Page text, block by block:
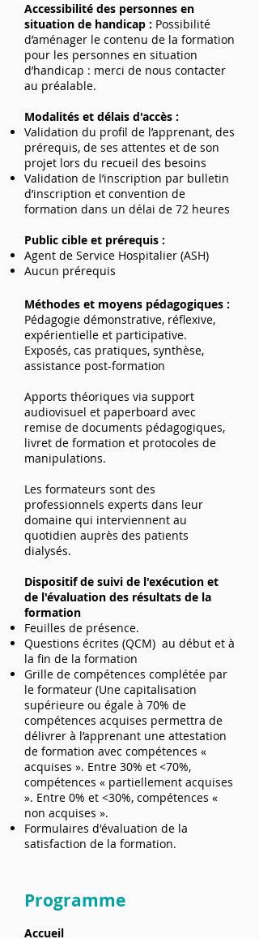
Accessibilité des personnes en
situation de handicap : Possibilité
d’aménager le contenu de la formation
pour les personnes en situation
d’handicap : merci de nous contacter
au préalable.
Modalités et délais d'accès :
Validation du profil de l’apprenant, des
prérequis, de ses attentes et de son
projet lors du recueil des besoins
Validation de l’inscription par bulletin
d’inscription et convention de
formation dans un délai de 72 heures
Public cible et prérequis :
Agent de Service Hospitalier (ASH)
Aucun prérequis
Méthodes et moyens pédagogiques :
Pédagogie démonstrative, réflexive,
expérientielle et participative.
Exposés, cas pratiques, synthèse,
assistance post-formation
Apports théoriques via support
audiovisuel et paperboard avec
remise de documents pédagogiques,
livret de formation et protocoles de
manipulations.
Les formateurs sont des
professionnels experts dans leur
domaine qui interviennent au
quotidien auprès des patients
dialysés.
Dispositif de suivi de l'exécution et
de l'évaluation des résultats de la
formation
Feuilles de présence.
Questions écrites (QCM) au début et à
la fin de la formation
Grille de compétences complétée par
le formateur (Une capitalisation
supérieure ou égale à 70% de
compétences acquises permettra de
délivrer à l’apprenant une attestation
de formation avec compétences «
acquises ». Entre 30% et <70%,
compétences « partiellement acquises
». Entre 0% et <30%, compétences «
non acquises ».
Formulaires d'évaluation de la
satisfaction de la formation.
Programme
Accueil